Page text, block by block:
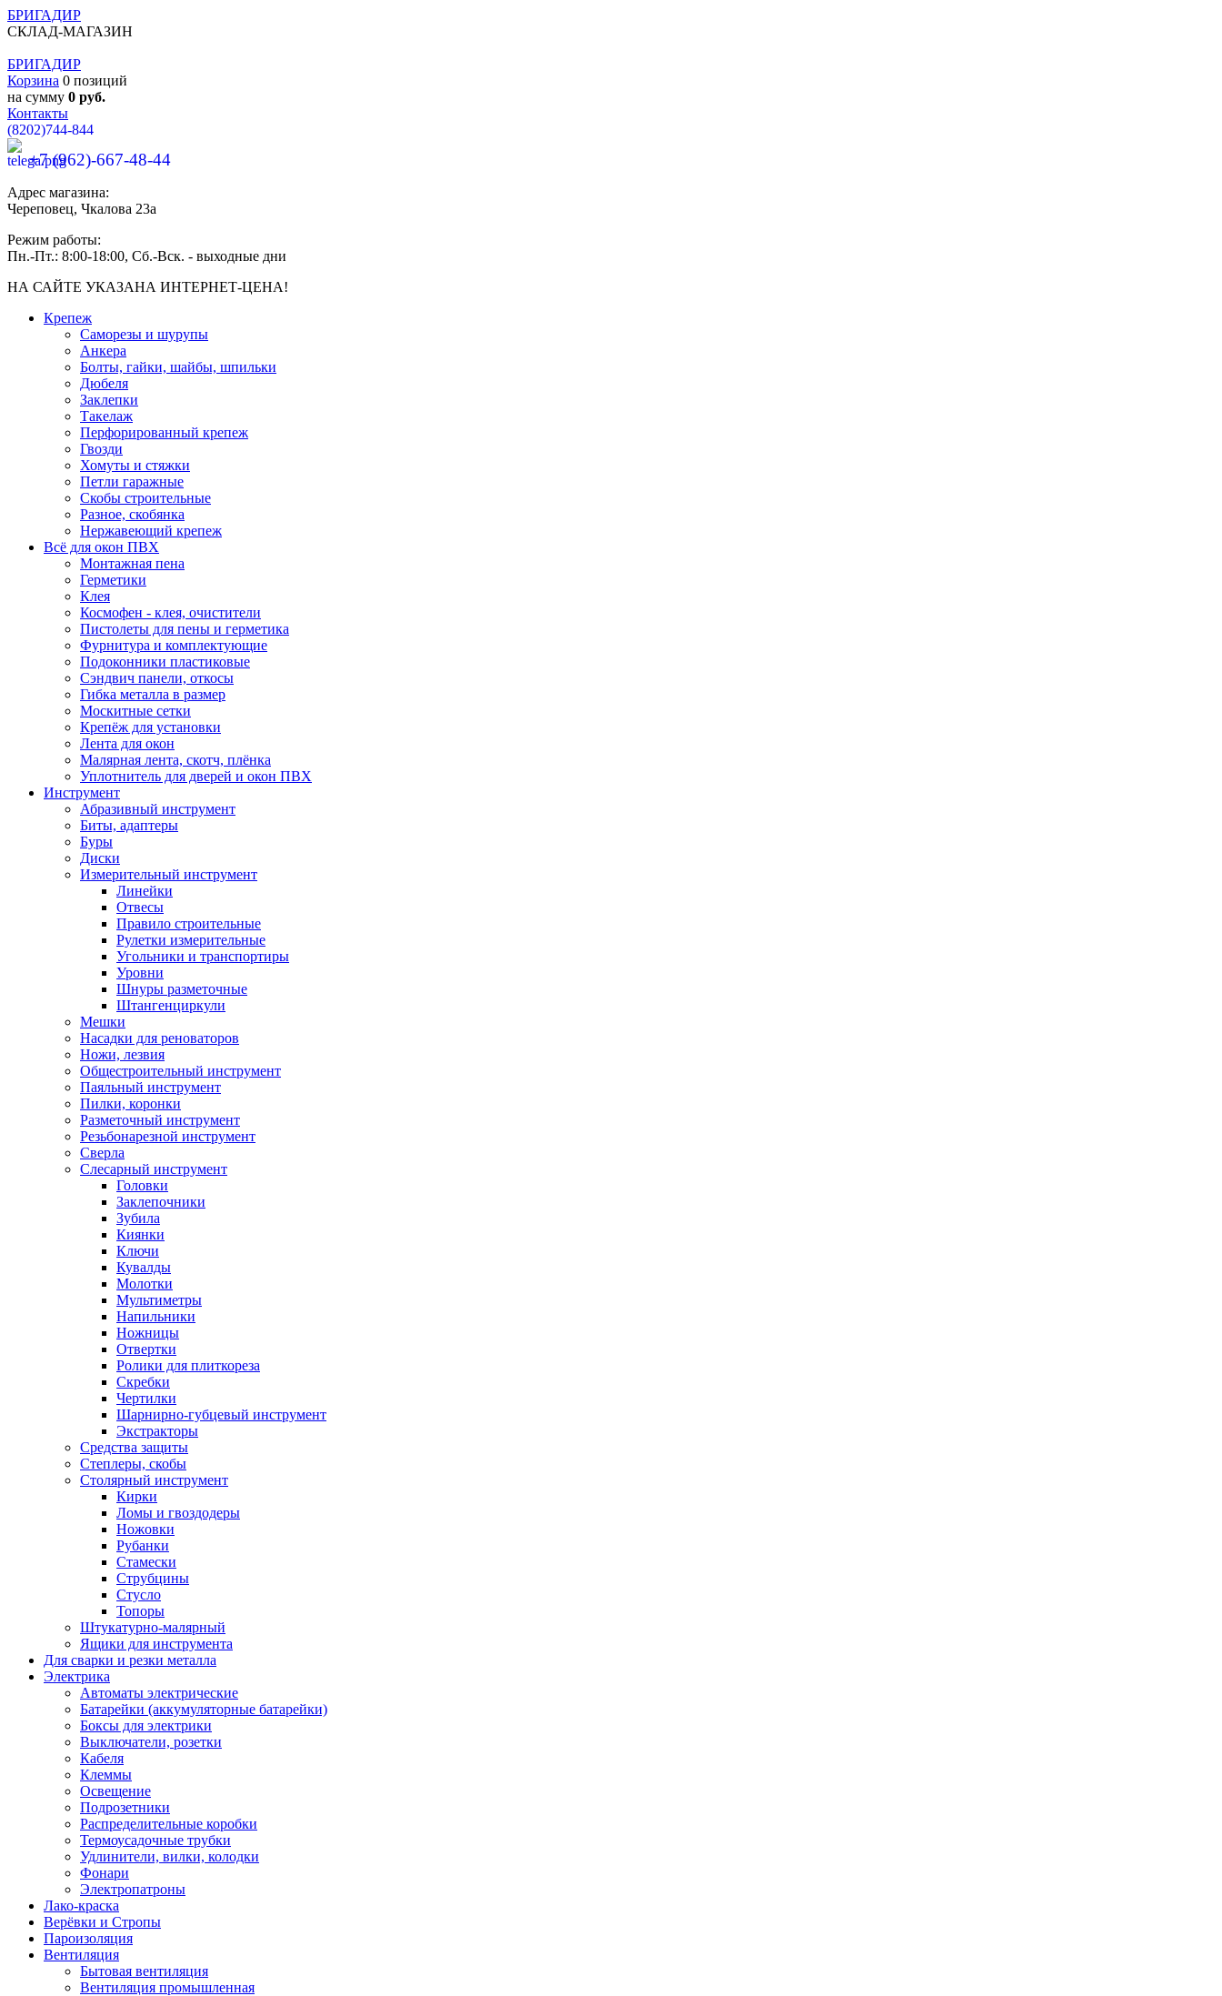
БРИГАДИР
СКЛАД-МАГАЗИН
БРИГАДИР
Корзина 0 позиций
на сумму 0 руб.
Контакты
(8202)744-844
+7 (962)-667-48-44
Адрес магазина:
Череповец, Чкалова 23а
Режим работы:
Пн.-Пт.: 8:00-18:00, Сб.-Вск. - выходные дни
НА САЙТЕ УКАЗАНА ИНТЕРНЕТ-ЦЕНА!
Крепеж
Саморезы и шурупы
Анкера
Болты, гайки, шайбы, шпильки
Дюбеля
Заклепки
Такелаж
Перфорированный крепеж
Гвозди
Хомуты и стяжки
Петли гаражные
Скобы строительные
Разное, скобянка
Нержавеющий крепеж
Всё для окон ПВХ
Монтажная пена
Герметики
Клея
Космофен - клея, очистители
Пистолеты для пены и герметика
Фурнитура и комплектующие
Подоконники пластиковые
Сэндвич панели, откосы
Гибка металла в размер
Москитные сетки
Крепёж для установки
Лента для окон
Малярная лента, скотч, плёнка
Уплотнитель для дверей и окон ПВХ
Инструмент
Абразивный инструмент
Биты, адаптеры
Буры
Диски
Измерительный инструмент
Линейки
Отвесы
Правило строительные
Рулетки измерительные
Угольники и транспортиры
Уровни
Шнуры разметочные
Штангенциркули
Мешки
Насадки для реноваторов
Ножи, лезвия
Общестроительный инструмент
Паяльный инструмент
Пилки, коронки
Разметочный инструмент
Резьбонарезной инструмент
Сверла
Слесарный инструмент
Головки
Заклепочники
Зубила
Киянки
Ключи
Кувалды
Молотки
Мультиметры
Напильники
Ножницы
Отвертки
Ролики для плиткореза
Скребки
Чертилки
Шарнирно-губцевый инструмент
Экстракторы
Средства защиты
Степлеры, скобы
Столярный инструмент
Кирки
Ломы и гвоздодеры
Ножовки
Рубанки
Стамески
Струбцины
Стусло
Топоры
Штукатурно-малярный
Ящики для инструмента
Для сварки и резки металла
Электрика
Автоматы электрические
Батарейки (аккумуляторные батарейки)
Боксы для электрики
Выключатели, розетки
Кабеля
Клеммы
Освещение
Подрозетники
Распределительные коробки
Термоусадочные трубки
Удлинители, вилки, колодки
Фонари
Электропатроны
Лако-краска
Верёвки и Стропы
Пароизоляция
Вентиляция
Бытовая вентиляция
Вентиляция промышленная